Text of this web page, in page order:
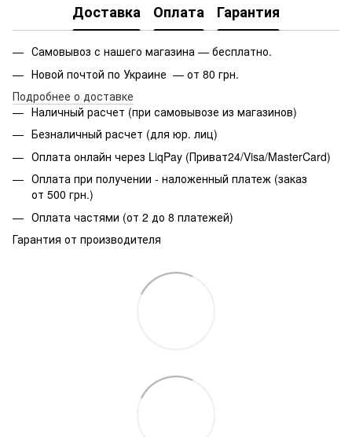
Доставка Оплата Гарантия
Самовывоз с нашего магазина — бесплатно.
Новой почтой по Украине — от 80 грн.
Подробнее о доставке
Наличный расчет (при самовывозе из магазинов)
Безналичный расчет (для юр. лиц)
Оплата онлайн через LiqPay (Приват24/Visa/MasterCard)
Оплата при получении - наложенный платеж (заказ
от 500 грн.)
Оплата частями (от 2 до 8 платежей)
Гарантия от производителя